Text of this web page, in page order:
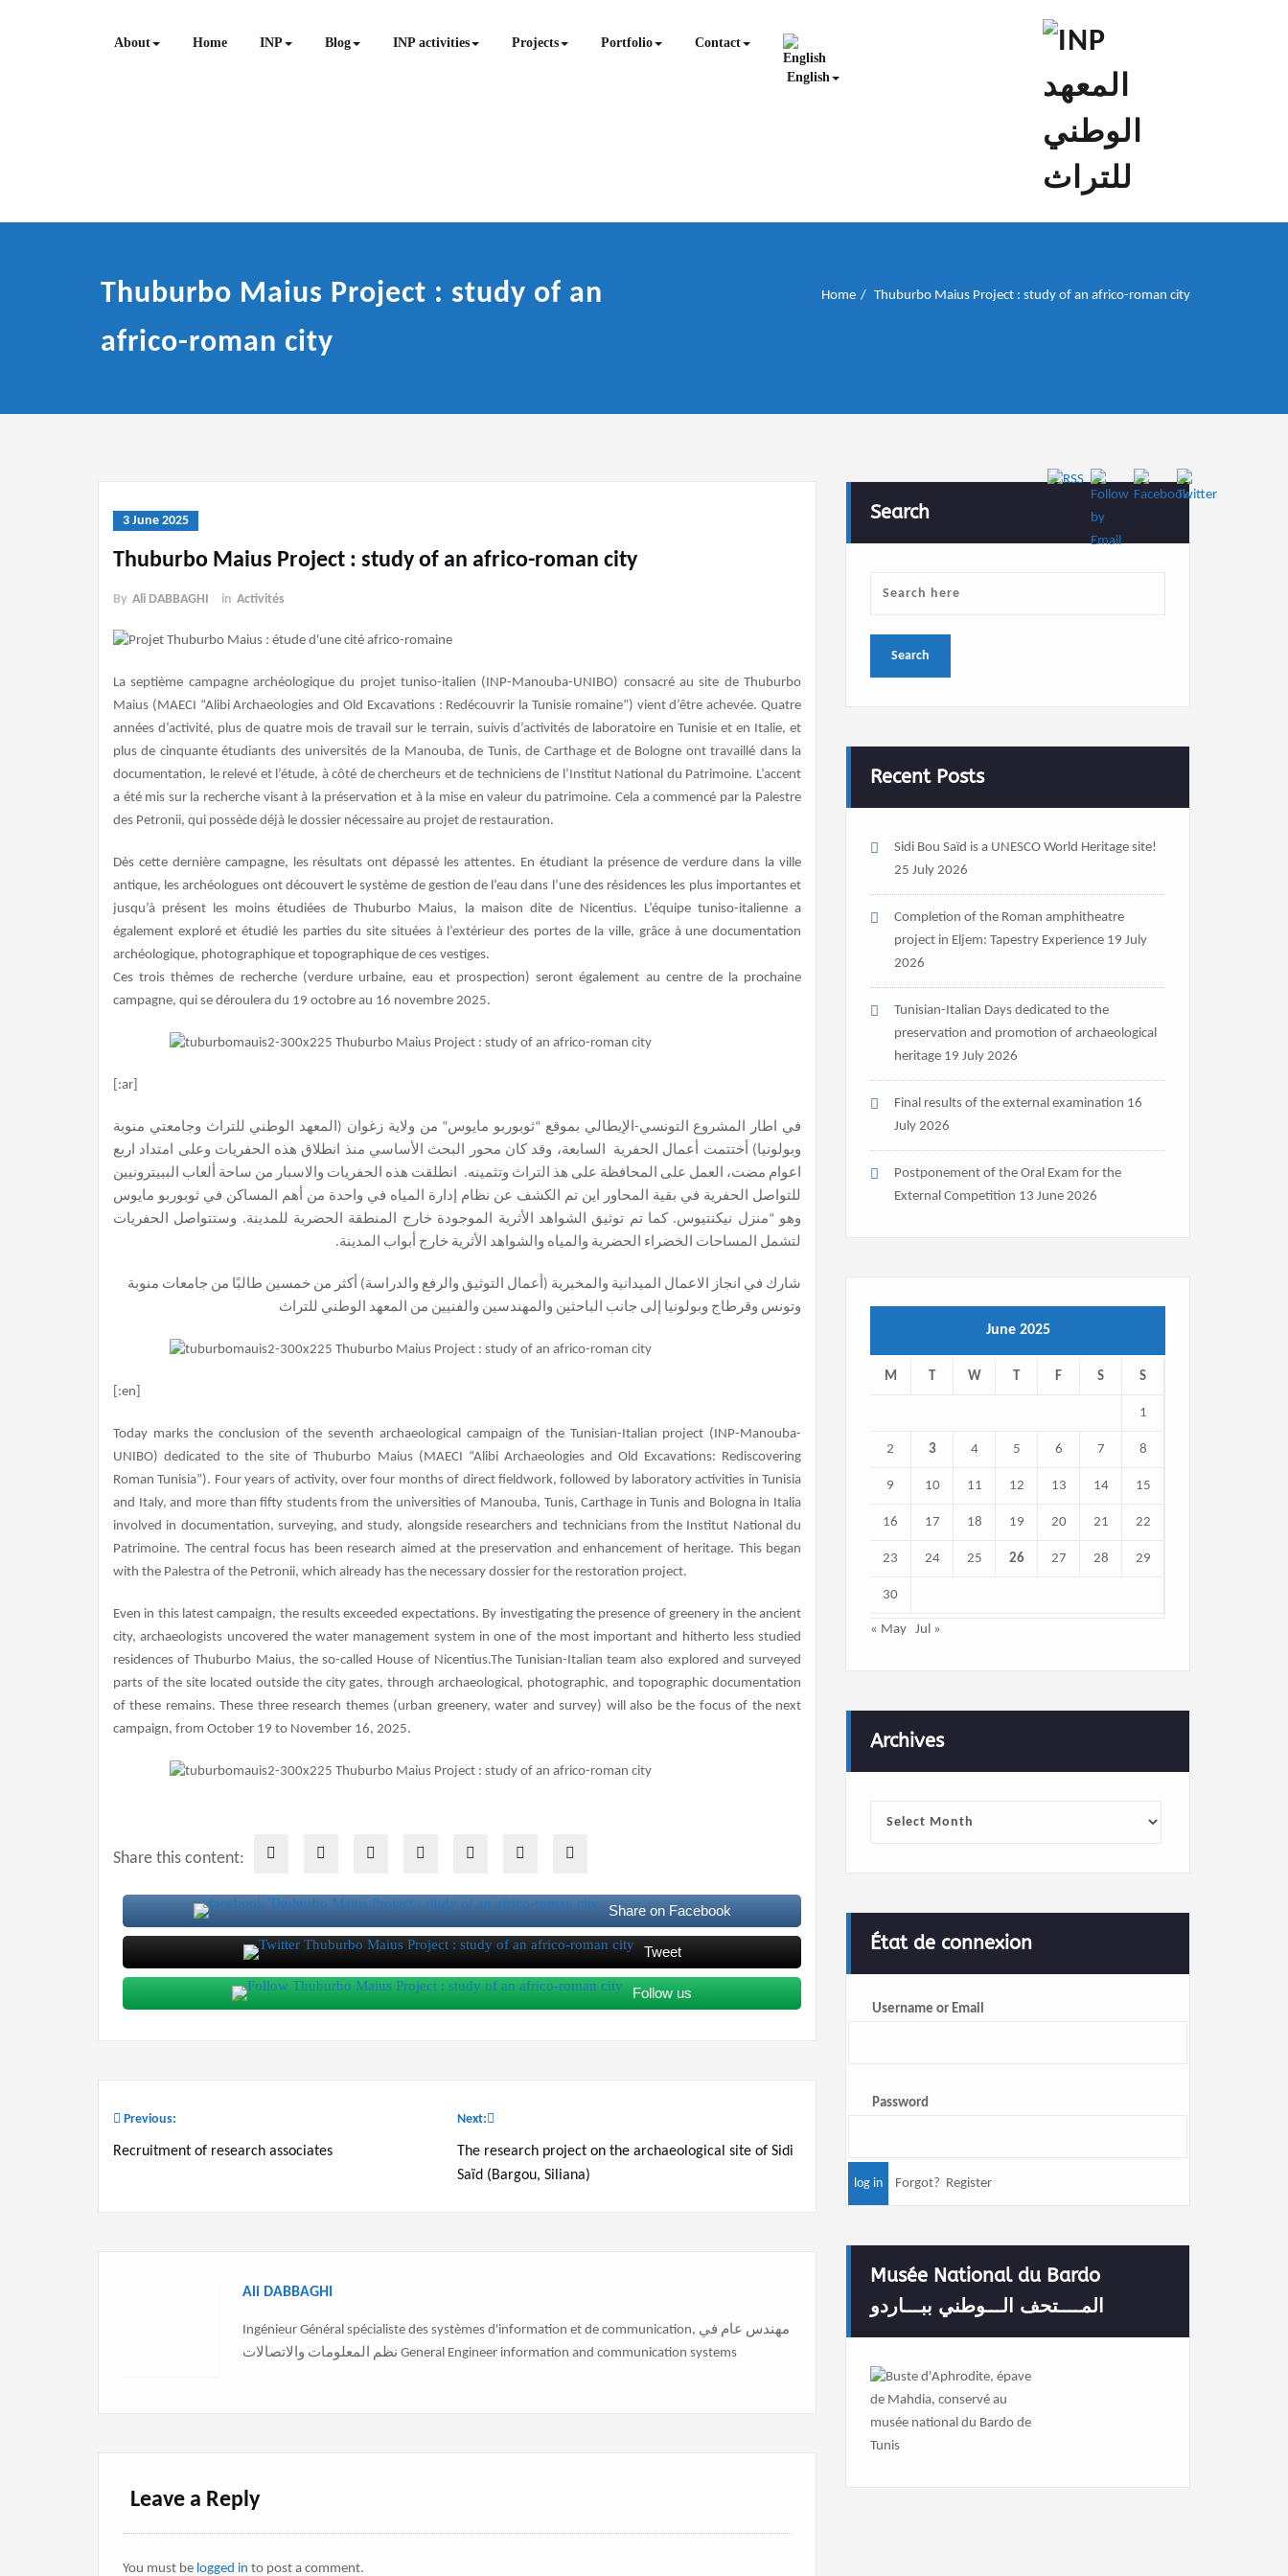
INP المعهد الوطني
للتراث
إن علم الآثار هو أسمى أنواع البحوث
About Home INP Blog INP activities Projects Portfolio Contact
English
Thuburbo Maius Project : study of an
africo-roman city
Home Thuburbo Maius Project : study of an africo-roman city
3 June 2025
Thuburbo Maius Project : study of an africo-roman city
By Ali DABBAGHI in Activités
La septième campagne archéologique du projet tuniso-italien (INP-Manouba-UNIBO) consacré au site de Thuburbo
Maius (MAECI “Alibi Archaeologies and Old Excavations : Redécouvrir la Tunisie romaine”) vient d’être achevée. Quatre
années d’activité, plus de quatre mois de travail sur le terrain, suivis d’activités de laboratoire en Tunisie et en Italie, et
plus de cinquante étudiants des universités de la Manouba, de Tunis, de Carthage et de Bologne ont travaillé dans la
documentation, le relevé et l’étude, à côté de chercheurs et de techniciens de l’Institut National du Patrimoine. L’accent
a été mis sur la recherche visant à la préservation et à la mise en valeur du patrimoine. Cela a commencé par la Palestre
des Petronii, qui possède déjà le dossier nécessaire au projet de restauration.
Dès cette dernière campagne, les résultats ont dépassé les attentes. En étudiant la présence de verdure dans la ville
antique, les archéologues ont découvert le système de gestion de l’eau dans l’une des résidences les plus importantes et
jusqu’à présent les moins étudiées de Thuburbo Maius, la maison dite de Nicentius. L’équipe tuniso-italienne a
également exploré et étudié les parties du site situées à l’extérieur des portes de la ville, grâce à une documentation
archéologique, photographique et topographique de ces vestiges.
Ces trois thèmes de recherche (verdure urbaine, eau et prospection) seront également au centre de la prochaine
campagne, qui se déroulera du 19 octobre au 16 novembre 2025.
[:ar]
في اطار المشروع التونسي-الإيطالي بموقع “ثوبوربو مايوس” من ولاية زغوان (المعهد الوطني للتراث وجامعتي منوبة
وبولونيا) أختتمت أعمال الحفرية السابعة، وقد كان محور البحث الأساسي منذ انطلاق هذه الحفريات وعلى امتداد اربع
اعوام مضت، العمل على المحافظة على هذ التراث وتثمينه. انطلقت هذه الحفريات والاسبار من ساحة ألعاب الببيترونيين
للتواصل الحفرية في بقية المحاور اين تم الكشف عن نظام إدارة المياه في واحدة من أهم المساكن في ثوبوربو مايوس
وهو “منزل نيكنتيوس. كما تم توثيق الشواهد الأثرية الموجودة خارج المنطقة الحضرية للمدينة. وستتواصل الحفريات
لتشمل المساحات الخضراء الحضرية والمياه والشواهد الأثرية خارج أبواب المدينة.
شارك في انجاز الاعمال الميدانية والمخبرية (أعمال التوثيق والرفع والدراسة) أكثر من خمسين طالبًا من جامعات منوبة
وتونس وقرطاج وبولونيا إلى جانب الباحثين والمهندسين والفنيين من المعهد الوطني للتراث
[:en]
Today marks the conclusion of the seventh archaeological campaign of the Tunisian-Italian project (INP-Manouba-
UNIBO) dedicated to the site of Thuburbo Maius (MAECI “Alibi Archaeologies and Old Excavations: Rediscovering
Roman Tunisia”). Four years of activity, over four months of direct fieldwork, followed by laboratory activities in Tunisia
and Italy, and more than fifty students from the universities of Manouba, Tunis, Carthage in Tunis and Bologna in Italia
involved in documentation, surveying, and study, alongside researchers and technicians from the Institut National du
Patrimoine. The central focus has been research aimed at the preservation and enhancement of heritage. This began
with the Palestra of the Petronii, which already has the necessary dossier for the restoration project.
Even in this latest campaign, the results exceeded expectations. By investigating the presence of greenery in the ancient
city, archaeologists uncovered the water management system in one of the most important and hitherto less studied
residences of Thuburbo Maius, the so-called House of Nicentius.The Tunisian-Italian team also explored and surveyed
parts of the site located outside the city gates, through archaeological, photographic, and topographic documentation
of these remains. These three research themes (urban greenery, water and survey) will also be the focus of the next
campaign, from October 19 to November 16, 2025.
Share this content:
Share on Facebook
Tweet
Follow us
Post
Previous:
Recruitment of research associates
Next:
The research project on the archaeological site of Sidi
Saïd (Bargou, Siliana)
Ali DABBAGHI
Ingénieur Général spécialiste des systèmes d'information et de communication, مهندس عام في
نظم المعلومات والاتصالات General Engineer information and communication systems
Leave a Reply
You must be logged in to post a comment.
Search
Recent Posts
Sidi Bou Saïd is a UNESCO World Heritage site!
25 July 2026
Completion of the Roman amphitheatre
project in Eljem: Tapestry Experience 19 July
2026
Tunisian-Italian Days dedicated to the
preservation and promotion of archaeological
heritage 19 July 2026
Final results of the external examination 16
July 2026
Postponement of the Oral Exam for the
External Competition 13 June 2026
June 2025
M T W T F S S
1
2 3 4 5 6 7 8
9 10 11 12 13 14 15
16 17 18 19 20 21 22
23 24 25 26 27 28 29
30
« May Jul »
Archives
État de connexion
Username or Email
Password
Forgot? Register
Musée National du Bardo
المــــتحف الـــوطني ببـــاردو